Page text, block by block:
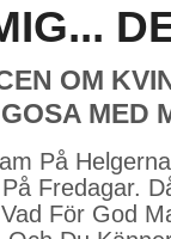
OM
MED
På
Fredagar.
För God